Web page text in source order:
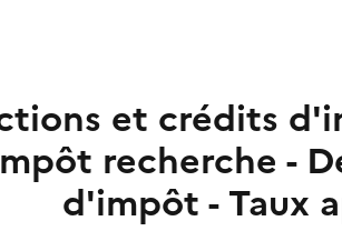
et crédits
recherche -
d'impôt - Taux